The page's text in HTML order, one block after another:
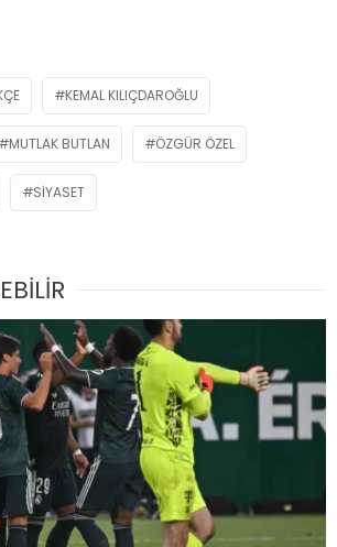
KEMAL KILIÇDAROĞLU
MUTLAK BUTLAN ÖZGÜR ÖZEL
SIYASET